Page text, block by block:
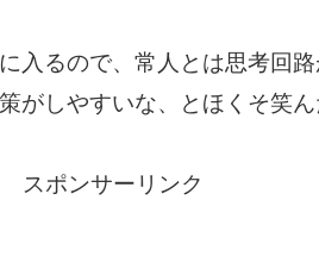
入るので、常人とは思考回路
がしやすいな、とほくそ笑ん
スポンサーリンク